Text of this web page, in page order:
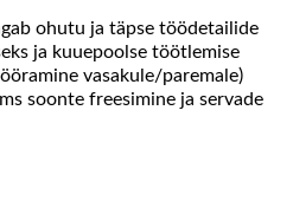
ohutu ja täpse töödetailide
ja kuuepoolse töötlemise
vasakule/paremale)
soonte freesimine ja servade